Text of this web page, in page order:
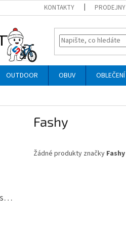
KONTAKTY PRODEJNY
OUTDOOR OBUV OBLEČENÍ
Ponožky lyžařské Nordica Multisports Winter dvojbalení
Fashy
Žádné produkty značky Fashy